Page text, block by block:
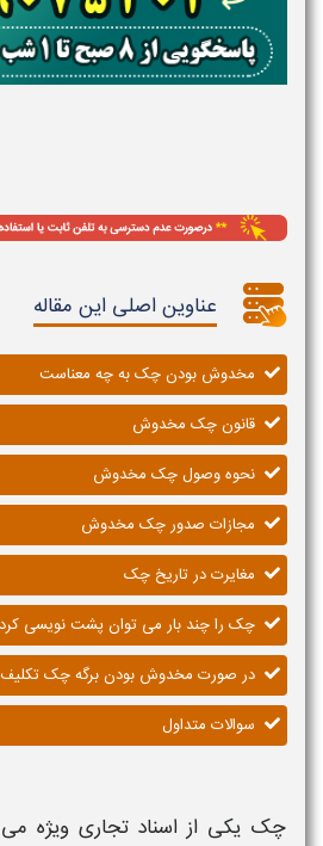
عناوین اصلی این مقاله
مخدوش بودن چک به چه معناست
قانون چک مخدوش
نحوه وصول چک مخدوش
مجازات صدور چک مخدوش
مغایرت در تاریخ چک
چک را چند بار می توان پشت نویسی
در صورت مخدوش بودن برگه چک
سوالات متداول
چک یکی از اسناد تجاری ویژه